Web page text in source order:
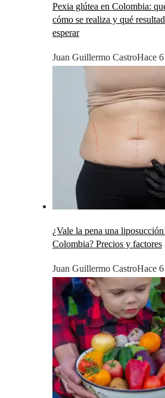
Pexia glútea en Colombia:
cómo se realiza y qué
esperar
Juan Guillermo CastroHace 6
¿Vale la pena una liposucción
Colombia? Precios y factores
Juan Guillermo CastroHace 6